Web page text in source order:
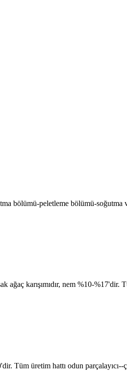
bölümü-peletleme bölümü-
karışımıdır, nem %10-%17'dir.
Tüm üretim hattı odun